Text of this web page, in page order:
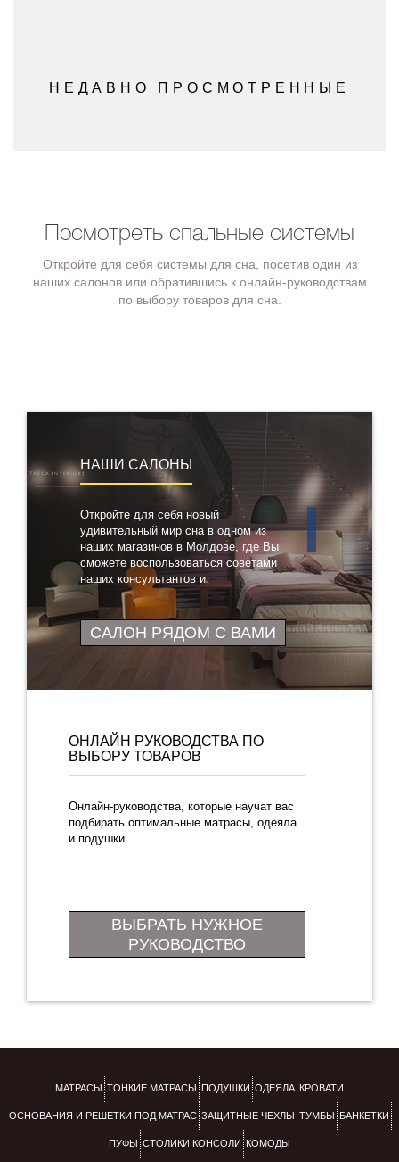
НЕДАВНО ПРОСМОТРЕННЫЕ
Посмотреть спальные системы
Откройте для себя системы для сна, посетив один из
наших салонов или обратившись к онлайн-руководствам
по выбору товаров для сна.
НАШИ САЛОНЫ
Откройте для себя новый
удивительный мир сна в одном из
наших магазинов в Молдове, где Вы
сможете воспользоваться советами
наших консультантов и
протестировать понравившиеся
товары
САЛОН РЯДОМ С ВАМИ
ОНЛАЙН РУКОВОДСТВА ПО
ВЫБОРУ ТОВАРОВ
Онлайн-руководства, которые научат вас
подбирать оптимальные матрасы, одеяла
и подушки.
ВЫБРАТЬ НУЖНОЕ
РУКОВОДСТВО
МАТРАСЫ ТОНКИЕ МАТРАСЫ ПОДУШКИ ОДЕЯЛА КРОВАТИ
ОСНОВАНИЯ И РЕШЕТКИ ПОД МАТРАС ЗАЩИТНЫЕ ЧЕХЛЫ ТУМБЫ БАНКЕТКИ
ПУФЫ СТОЛИКИ КОНСОЛИ КОМОДЫ